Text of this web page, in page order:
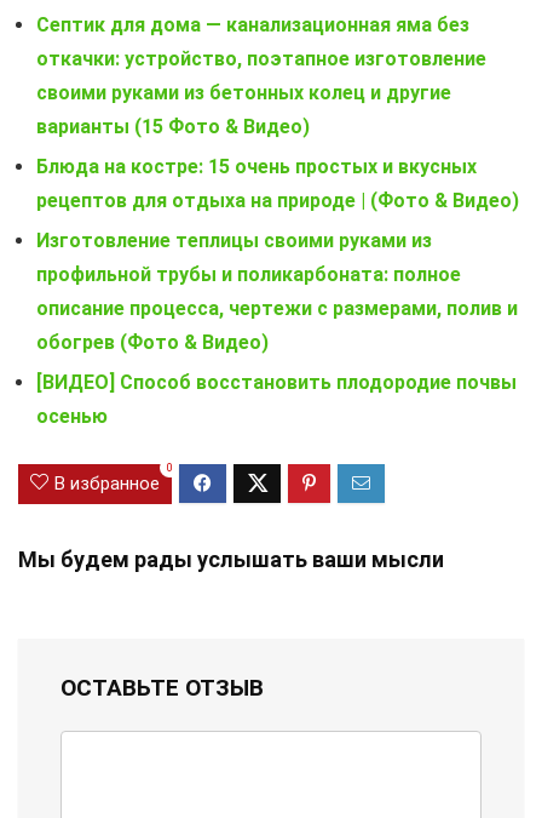
Септик для дома — канализационная яма без
откачки: устройство, поэтапное изготовление
своими руками из бетонных колец и другие
варианты (15 Фото & Видео)
Блюда на костре: 15 очень простых и вкусных
рецептов для отдыха на природе | (Фото & Видео)
Изготовление теплицы своими руками из
профильной трубы и поликарбоната: полное
описание процесса, чертежи с размерами, полив и
обогрев (Фото & Видео)
[ВИДЕО] Способ восстановить плодородие почвы
осенью
В избранное
0
Мы будем рады услышать ваши мысли
ОСТАВЬТЕ ОТЗЫВ